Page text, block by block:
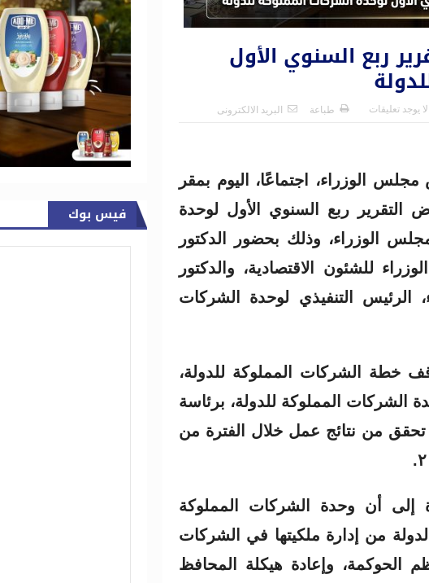
ربع السنوي الأول
لا يوجد تعليقات طباعة البريد الالكترونى
الوزراء، اجتماعًا، اليوم بمقر
التقرير ربع السنوي الأول لوحدة
الوزراء، وذلك بحضور الدكتور
للشئون الاقتصادية، والدكتور
الرئيس التنفيذي لوحدة الشركات
خطة الشركات المملوكة للدولة،
الشركات المملوكة للدولة، برئاسة
من نتائج عمل خلال الفترة من
إلى أن وحدة الشركات المملوكة
من إدارة ملكيتها في الشركات
الحوكمة، وإعادة هيكلة المحافظ
فيس بوك